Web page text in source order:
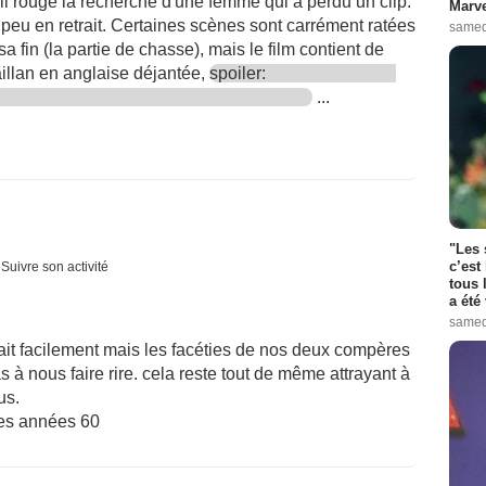
en retrait. Certaines scènes sont carrément ratées
fin (la partie de chasse), mais le film contient de
en anglaise déjantée, spoiler:
...
Suivre son activité
facilement mais les facéties de nos deux compères
à nous faire rire. cela reste tout de même attrayant à
années 60
"Les
tous
a été